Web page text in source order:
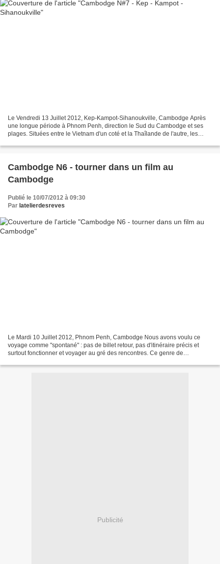
Le Vendredi 13 Juillet 2012, Kep-Kampot-Sihanoukville, Cambodge Après
une longue période à Phnom Penh, direction le Sud du Cambodge et ses
plages. Situées entre le Vietnam d'un coté et la Thaîlande de l'autre, les
Cambodge N6 - tourner dans un film au
Cambodge
Publié le 10/07/2012 à 09:30
Par latelierdesreves
Le Mardi 10 Juillet 2012, Phnom Penh, Cambodge Nous avons voulu ce
voyage comme "spontané" : pas de billet retour, pas d'itinéraire précis et
surtout fonctionner et voyager au gré des rencontres. Ce genre de
Publicité